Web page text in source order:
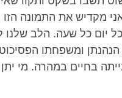
מקדיש את התמונה
יום כל שעה. הלב
ומשפחתו
בחיים במהרה. מי